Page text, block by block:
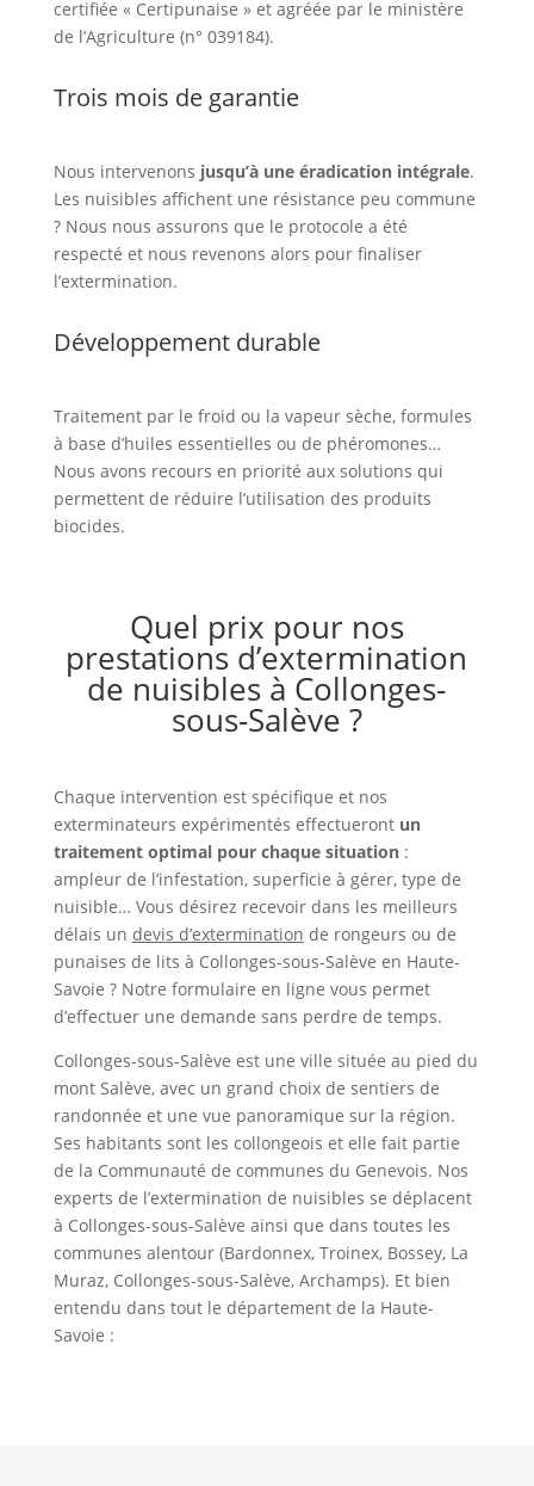
certifiée « Certipunaise » et agréée par le ministère
de l’Agriculture (n° 039184).
Trois mois de garantie
Nous intervenons jusqu’à une éradication intégrale.
Les nuisibles affichent une résistance peu commune
? Nous nous assurons que le protocole a été
respecté et nous revenons alors pour finaliser
l’extermination.
Développement durable
Traitement par le froid ou la vapeur sèche, formules
à base d’huiles essentielles ou de phéromones…
Nous avons recours en priorité aux solutions qui
permettent de réduire l’utilisation des produits
biocides.
Quel prix pour nos
prestations d’extermination
de nuisibles à Collonges-
sous-Salève ?
Chaque intervention est spécifique et nos
exterminateurs expérimentés effectueront un
traitement optimal pour chaque situation:
ampleur de l’infestation, superficie à gérer, type de
nuisible… Vous désirez recevoir dans les meilleurs
délais un devis d’extermination de rongeurs ou de
punaises de lits à Collonges-sous-Salève en Haute-
Savoie ? Notre formulaire en ligne vous permet
d’effectuer une demande sans perdre de temps.
Collonges-sous-Salève est une ville située au pied du
mont Salève, avec un grand choix de sentiers de
randonnée et une vue panoramique sur la région.
Ses habitants sont les collongeois et elle fait partie
de la Communauté de communes du Genevois. Nos
experts de l’extermination de nuisibles se déplacent
à Collonges-sous-Salève ainsi que dans toutes les
communes alentour (Bardonnex, Troinex, Bossey, La
Muraz, Collonges-sous-Salève, Archamps). Et bien
entendu dans tout le département de la Haute-
Savoie :